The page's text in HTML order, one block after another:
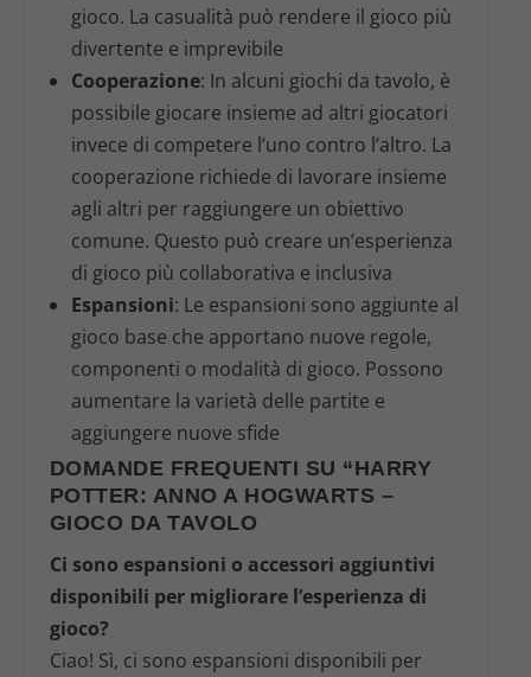
gioco. La casualità può rendere il gioco più
divertente e imprevibile
Cooperazione: In alcuni giochi da tavolo, è
possibile giocare insieme ad altri giocatori
invece di competere l’uno contro l’altro. La
cooperazione richiede di lavorare insieme
agli altri per raggiungere un obiettivo
comune. Questo può creare un’esperienza
di gioco più collaborativa e inclusiva
Espansioni: Le espansioni sono aggiunte al
gioco base che apportano nuove regole,
componenti o modalità di gioco. Possono
aumentare la varietà delle partite e
aggiungere nuove sfide
DOMANDE FREQUENTI SU “HARRY
POTTER: ANNO A HOGWARTS –
GIOCO DA TAVOLO
Ci sono espansioni o accessori aggiuntivi
disponibili per migliorare l’esperienza di
gioco?
Ciao! Sì, ci sono espansioni disponibili per